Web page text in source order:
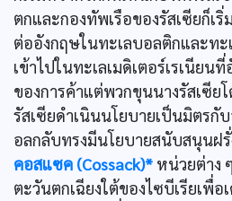
ตกและกองทัพเรือของรัสเซียก็เ
ต่ออังกฤษในทะเลบอลติกและทะ
เข้าไปในทะเลเมดิเตอร์เรเนียน
ของการค้าแต่พวกขุนนางรัสเซีย
รัสเซียดำเนินนโยบายเป็นมิตรกั
อลกลับทรงมีนโยบายสนับสนุนฝรั่
คอสแซค (Cossack)* หน่วยต่าง
ตะวันตกเฉียงใต้ของไซบีเรียเพื่